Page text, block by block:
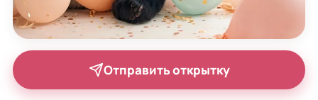
Отправить открытку